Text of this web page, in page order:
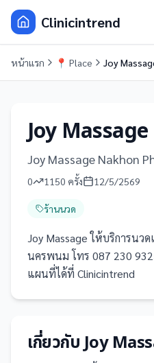
Clinicintrend
หน้าแรก 📍 Place Joy
Joy Massage
Joy Massage Nakhon
0 1150 ครั้ง 12/5/2569
ร้านนวด
Joy Massage ให้บริการน
นครพนม โทร 087 230
แผนที่ได้ที่ Clinicintrend
เกี่ยวกับJoy